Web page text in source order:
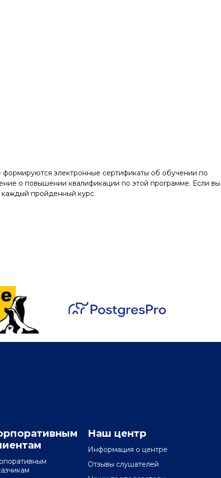
электронные сертификаты об обучении по
о повышении квалификации по этой программе. Если вы
каждый пройденный курс.
Наш центр
Информация о центре
Отзывы слушателей